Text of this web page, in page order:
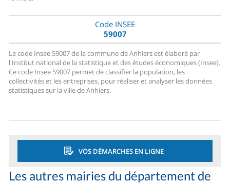
Code INSEE
59007
Le code Insee 59007 de la commune de Anhiers est élaboré par
l'Institut national de la statistique et des études économiques (Insee).
Ce code Insee 59007 permet de classifier la population, les
collectivités et les entreprises, pour réaliser et analyser les données
statistiques sur la ville de Anhiers.
VOS DÉMARCHES EN LIGNE
Les autres mairies du département de